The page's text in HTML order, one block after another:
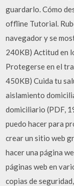
guardarlo. Cómo
offline Tutorial.
navegador y se
240KB) Actitud en
Protegerse en el
450KB) Cuida tu
aislamiento
domiciliario (PDF,
puedo hacer para
crear un sitio web
hacer una página
páginas web en
copias de